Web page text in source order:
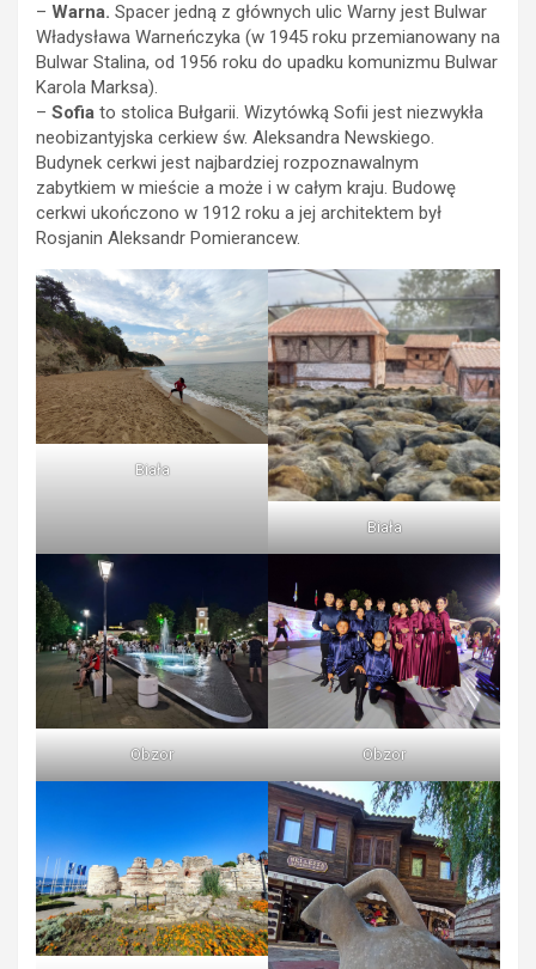
– Warna. Spacer jedną z głównych ulic Warny jest Bulwar
Władysława Warneńczyka (w 1945 roku przemianowany na
Bulwar Stalina, od 1956 roku do upadku komunizmu Bulwar
Karola Marksa).
– Sofia to stolica Bułgarii. Wizytówką Sofii jest niezwykła
neobizantyjska cerkiew św. Aleksandra Newskiego.
Budynek cerkwi jest najbardziej rozpoznawalnym
zabytkiem w mieście a może i w całym kraju. Budowę
cerkwi ukończono w 1912 roku a jej architektem był
Rosjanin Aleksandr Pomierancew.
Biała
Biała
Obzor Obzor